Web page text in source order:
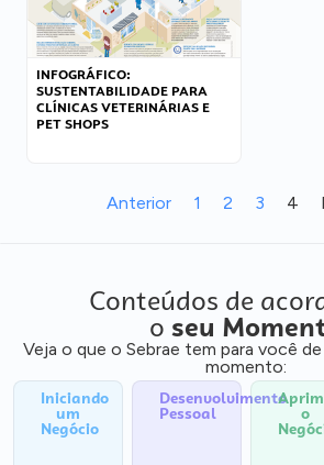
INFOGRÁFICO:
SUSTENTABILIDADE PARA
CLÍNICAS VETERINÁRIAS E
PET SHOPS
Anterior 1 2 3 4
Conteúdos de
o seu
Veja o que o Sebrae tem para você
momento:
Iniciando
um
Negócio
Desenvolvimento
Pessoal o